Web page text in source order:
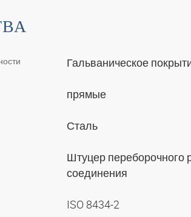
Гальваническое
прямые
Сталь
Штуцер переборочного
соединения
ISO 8434-2